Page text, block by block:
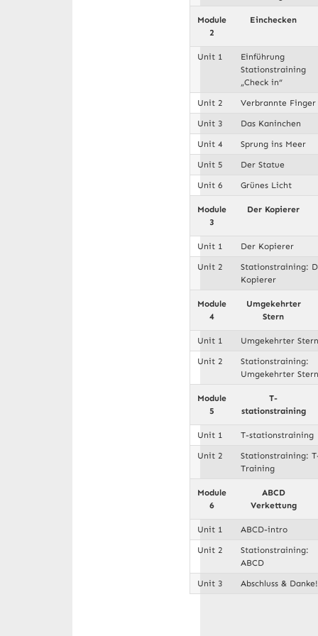
Module
2
Einchecken
Unit 1
Einführung
Stationstraining
„Check in“
Unit 2 Verbrannte Finger
Unit 3 Das Kaninchen
Unit 4 Sprung ins Meer
Unit 5 Der Statue
Unit 6 Grünes Licht
Module
3
Der Kopierer
Unit 1 Der Kopierer
Unit 2
Stationstraining:
Kopierer
Module
4
Umgekehrter
Stern
Unit 1 Umgekehrter Stern
Unit 2
Stationstraining:
Umgekehrter Stern
Module
5
T-
stationstraining
Unit 1 T-stationstraining
Unit 2
Stationstraining:
Training
Module
6
ABCD
Verkettung
Unit 1 ABCD-intro
Unit 2
Stationstraining:
ABCD
Unit 3 Abschluss & Danke!